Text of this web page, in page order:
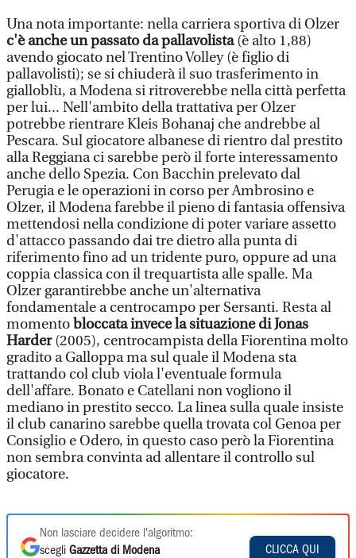
Una nota importante: nella carriera sportiva di Olzer
c'è anche un passato da pallavolista(è alto 1,88)
avendo giocato nel Trentino Volley (è figlio di
pallavolisti); se si chiuderà il suo trasferimento in
gialloblù, a Modena si ritroverebbe nella città perfetta
per lui... Nell'ambito della trattativa per Olzer
potrebbe rientrare Kleis Bohanaj che andrebbe al
Pescara. Sul giocatore albanese di rientro dal prestito
alla Reggiana ci sarebbe però il forte interessamento
anche dello Spezia. Con Bacchin prelevato dal
Perugia e le operazioni in corso per Ambrosino e
Olzer, il Modena farebbe il pieno di fantasia offensiva
mettendosi nella condizione di poter variare assetto
d'attacco passando dai tre dietro alla punta di
riferimento fino ad un tridente puro, oppure ad una
coppia classica con il trequartista alle spalle. Ma
Olzer garantirebbe anche un'alternativa
fondamentale a centrocampo per Sersanti. Resta al
momento bloccata invece la situazione di Jonas
Harder(2005), centrocampista della Fiorentina molto
gradito a Galloppa ma sul quale il Modena sta
trattando col club viola l'eventuale formula
dell'affare. Bonato e Catellani non vogliono il
mediano in prestito secco. La linea sulla quale insiste
il club canarino sarebbe quella trovata col Genoa per
Consiglio e Odero, in questo caso però la Fiorentina
non sembra convinta ad allentare il controllo sul
giocatore.
Non lasciare decidere l'algoritmo:
scegli Gazzetta di Modena
CLICCA QUI